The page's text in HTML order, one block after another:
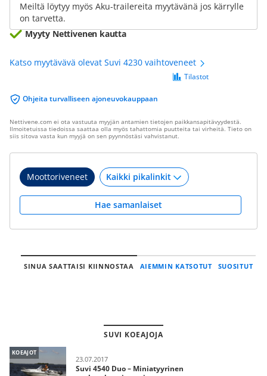
Meiltä löytyy myös Aku-trailereita myytävänä jos kärrylle
on tarvetta.
Myyty Nettivenen kautta
Katso myytävävä olevat Suvi 4230 vaihtoveneet
Ohjeita turvalliseen ajoneuvokauppaan
Tilastot
Nettivene.com ei ota vastuuta myyjän antamien tietojen paikkansapitävyydestä.
Ilmoitetuissa tiedoissa saattaa olla myös tahattomia puutteita tai virheitä. Tieto on
siis sitova vasta kun myyjä on sen pyynnöstäsi vahvistanut.
Moottoriveneet
Hae samanlaiset
SINUA SAATTAISI KIINNOSTAA AIEMMIN KATSOTUT SUOSITUT
SUVI KOEAJOJA
KOEAJOT
23.07.2017
Suvi 4540 Duo – Miniatyyrinen